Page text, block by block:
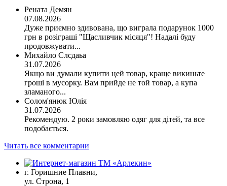
Рената Демян
07.08.2026
Дуже приємно здивована, що виграла подарунок 1000
грн в розіграші "Щасливчик місяця"! Надалі буду
продовжувати...
Михайло Слсдаьа
31.07.2026
Якщо ви думали купити цей товар, краще викиньте
гроші в мусорку. Вам прийде не той товар, а купа
зламаного...
Солом'янюк Юлія
31.07.2026
Рекомендую. 2 роки замовляю одяг для дітей, та все
подобається.
Читать все комментарии
г. Горишние Плавни,
ул. Строна, 1